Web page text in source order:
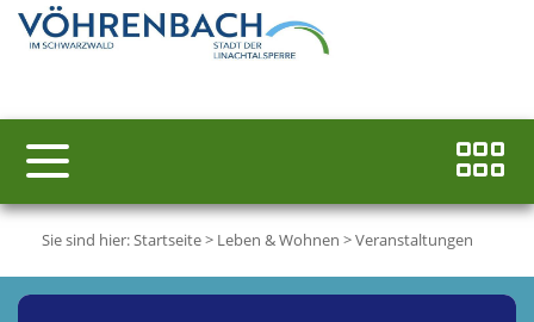
Sie sind hier:Startseite> Leben & Wohnen >Veranstaltungen